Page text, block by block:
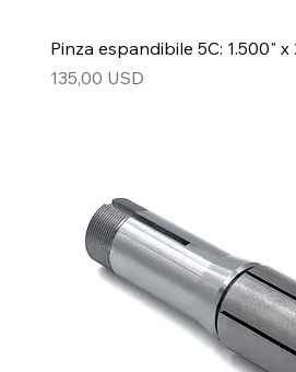
Pinza espandibile 5C: 1.500" x
Prezzo
135,00 USD